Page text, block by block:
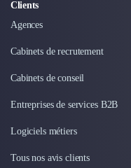
Clients
Agences
Cabinets de recrutement
Cabinets de conseil
Entreprises de services B2B
Logiciels métiers
Tous nos avis clients